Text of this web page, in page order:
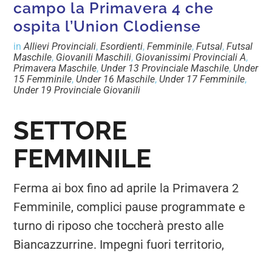
campo la Primavera 4 che
ospita l’Union Clodiense
inAllievi Provinciali,Esordienti,Femminile,Futsal,Futsal
Maschile, Giovanili Maschili, Giovanissimi Provinciali A,
Primavera Maschile, Under 13 Provinciale Maschile, Under
15 Femminile, Under 16 Maschile, Under 17 Femminile,
Under 19 Provinciale Giovanili
SETTORE
FEMMINILE
Ferma ai box fino ad aprile la Primavera 2
Femminile, complici pause programmate e
turno di riposo che toccherà presto alle
Biancazzurrine. Impegni fuori territorio,